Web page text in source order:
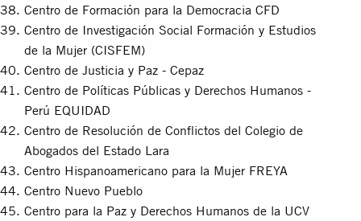
Centro de Formación para la Democracia CFD
Centro de Investigación Social Formación y Estudios
de la Mujer (CISFEM)
Centro de Justicia y Paz - Cepaz
Centro de Políticas Públicas y Derechos Humanos -
Perú EQUIDAD
Centro de Resolución de Conflictos del Colegio de
Abogados del Estado Lara
Centro Hispanoamericano para la Mujer FREYA
Centro Nuevo Pueblo
Centro para la Paz y Derechos Humanos de la UCV